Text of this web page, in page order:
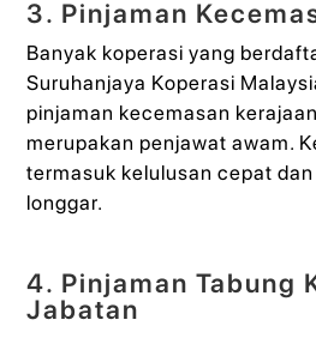
3. Pinjaman
Banyak koperasi yang
Suruhanjaya Koperasi
pinjaman kecemasan
merupakan penjawat awam.
termasuk kelulusan cepat
longgar.
4. Pinjaman Tabung
Jabatan